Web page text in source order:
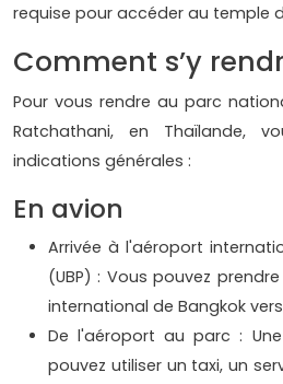
requise pour accéder au temple
Comment s’y
Pour vous rendre au parc
Ratchathani, en Thaïlande,
indications générales :
En avion
Arrivée à l'aéroport
(UBP) : Vous pouvez
international de Bangkok
De l'aéroport au parc :
pouvez utiliser un taxi, un